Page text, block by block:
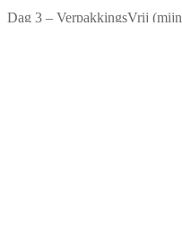
Dag 3 – VerpakkingsVrij